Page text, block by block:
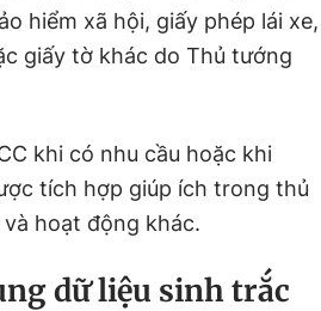
hiểm xã hội, giấy phép lái xe,
giấy tờ khác do Thủ tướng
khi có nhu cầu hoặc khi
tích hợp giúp ích trong thủ
hoạt động khác.
dữ liệu sinh trắc